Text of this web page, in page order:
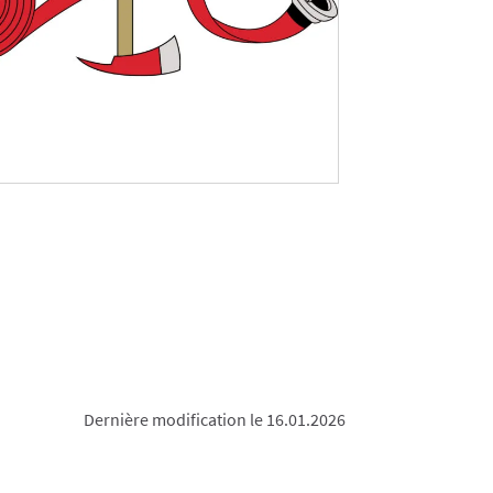
Dernière modification le 16.01.2026